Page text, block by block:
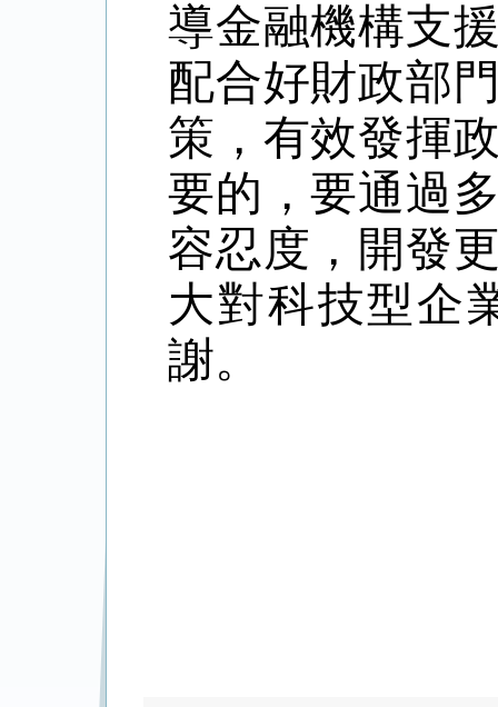
導金融機構支
配合好財政部
策，有效發揮
要的，要通過
容忍度，開發
大對科技型企
謝。